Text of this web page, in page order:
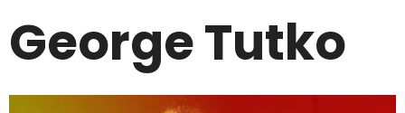
George Tutko